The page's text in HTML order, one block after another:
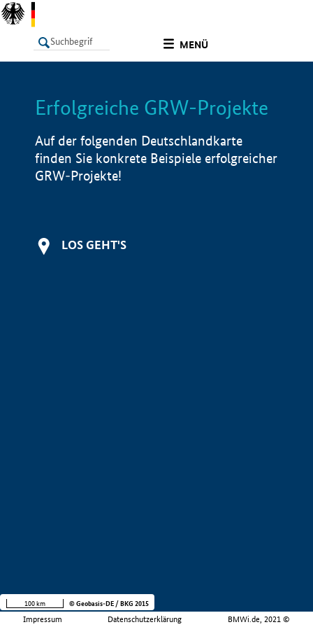
MENÜ
LISTE Info
Erfolgreiche GRW-Projekte
Auf der folgenden Deutschlandkarte
finden Sie konkrete Beispiele erfolgreicher
GRW-Projekte!
LOS GEHT'S
Impressum Datenschutzerklärung BMWi.de, 2021 ©
100 km © Geobasis-DE / BKG 2015